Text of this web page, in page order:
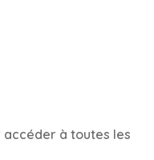
à toutes les